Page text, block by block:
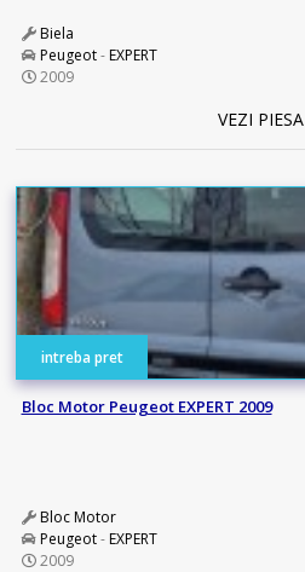
Biela
Peugeot-EXPERT
2009
VEZI PIESA
intreba pret
Bloc Motor Peugeot EXPERT 2009
Bloc Motor
Peugeot-EXPERT
2009